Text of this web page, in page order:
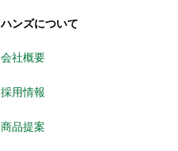
ハンズについて
会社概要
採用情報
商品提案